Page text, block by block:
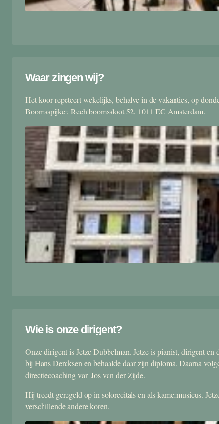
Waar zingen wij?
Het koor repeteert wekelijks, behalve in de vakanties, op
Boomsspijker, Rechtboomssloot 52, 1011 EC Amsterdam.
Wie is onze dirigent?
Onze dirigent is Jetze Dubbelman. Jetze is pianist, dirigent
bij Hans Dercksen en behaalde daar zijn diploma. Daarna
directiecoaching van Jos van der Zijde.
Hij treedt geregeld op in solorecitals en als kamermusicus.
verschillende andere koren.